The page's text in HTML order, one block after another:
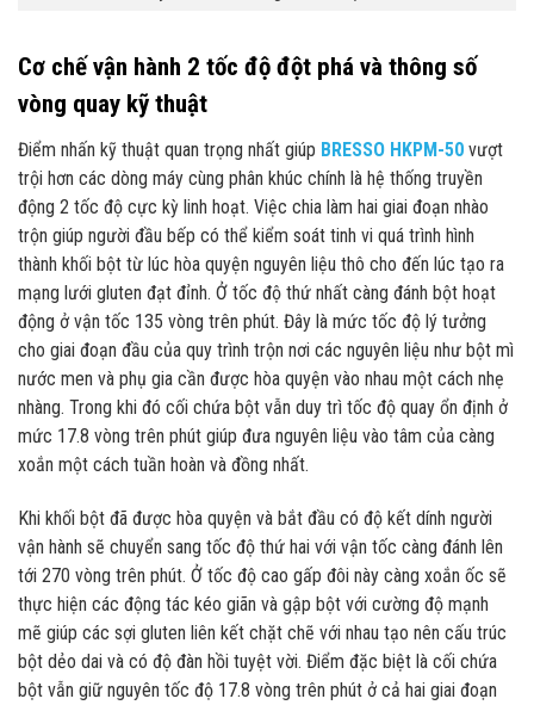
Cơ chế vận hành 2 tốc độ đột phá và thông số
vòng quay kỹ thuật
Điểm nhấn kỹ thuật quan trọng nhất giúp BRESSO HKPM-50 vượt
trội hơn các dòng máy cùng phân khúc chính là hệ thống truyền
động 2 tốc độ cực kỳ linh hoạt. Việc chia làm hai giai đoạn nhào
trộn giúp người đầu bếp có thể kiểm soát tinh vi quá trình hình
thành khối bột từ lúc hòa quyện nguyên liệu thô cho đến lúc tạo ra
mạng lưới gluten đạt đỉnh. Ở tốc độ thứ nhất càng đánh bột hoạt
động ở vận tốc 135 vòng trên phút. Đây là mức tốc độ lý tưởng
cho giai đoạn đầu của quy trình trộn nơi các nguyên liệu như bột mì
nước men và phụ gia cần được hòa quyện vào nhau một cách nhẹ
nhàng. Trong khi đó cối chứa bột vẫn duy trì tốc độ quay ổn định ở
mức 17.8 vòng trên phút giúp đưa nguyên liệu vào tâm của càng
xoắn một cách tuần hoàn và đồng nhất.
Khi khối bột đã được hòa quyện và bắt đầu có độ kết dính người
vận hành sẽ chuyển sang tốc độ thứ hai với vận tốc càng đánh lên
tới 270 vòng trên phút. Ở tốc độ cao gấp đôi này càng xoắn ốc sẽ
thực hiện các động tác kéo giãn và gập bột với cường độ mạnh
mẽ giúp các sợi gluten liên kết chặt chẽ với nhau tạo nên cấu trúc
bột dẻo dai và có độ đàn hồi tuyệt vời. Điểm đặc biệt là cối chứa
bột vẫn giữ nguyên tốc độ 17.8 vòng trên phút ở cả hai giai đoạn